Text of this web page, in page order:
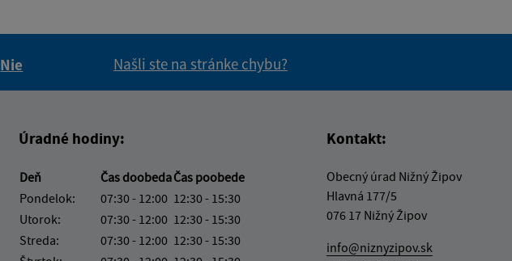
Nie
Našli ste na stránke chybu?
Úradné hodiny:
Deň Čas doobedaČas poobede
Pondelok:
07:30 - 12:00 12:30 - 15:30
Utorok:
07:30 - 12:00 12:30 - 15:30
Streda:
07:30 - 12:00 12:30 - 15:30
Kontakt:
Obecný úrad Nižný Žipov
Hlavná 177/5
076 17 Nižný Žipov
info@niznyzipov.sk